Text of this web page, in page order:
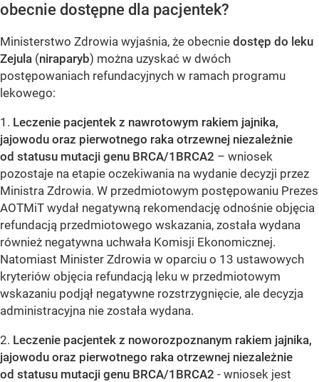
obecnie dostępne dla pacjentek?
Ministerstwo Zdrowia wyjaśnia, że obecnie dostęp do leku
Zejula (niraparyb) można uzyskać w dwóch
postępowaniach refundacyjnych w ramach programu
lekowego:
1. Leczenie pacjentek z nawrotowym rakiem jajnika,
jajowodu oraz pierwotnego raka otrzewnej niezależnie
od statusu mutacji genu BRCA/1BRCA2 – wniosek
pozostaje na etapie oczekiwania na wydanie decyzji przez
Ministra Zdrowia. W przedmiotowym postępowaniu Prezes
AOTMiT wydał negatywną rekomendację odnośnie objęcia
refundacją przedmiotowego wskazania, została wydana
również negatywna uchwała Komisji Ekonomicznej.
Natomiast Minister Zdrowia w oparciu o 13 ustawowych
kryteriów objęcia refundacją leku w przedmiotowym
wskazaniu podjął negatywne rozstrzygnięcie, ale decyzja
administracyjna nie została wydana.
2. Leczenie pacjentek z noworozpoznanym rakiem jajnika,
jajowodu oraz pierwotnego raka otrzewnej niezależnie
od statusu mutacji genu BRCA/1BRCA2 - wniosek jest